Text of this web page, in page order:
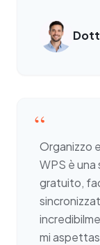
“
Organizzo
WPS è una
gratuito,
mi